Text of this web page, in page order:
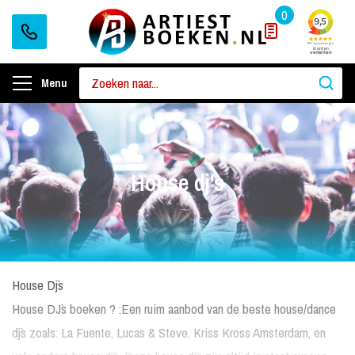
0
Menu
House dj's
House Dj`s
House DJ`s boeken ? :Een ruim aanbod van de beste house/dance
dj`s zoals: La Fuente, Lucas & Steve, Kriss Kross Amsterdam, en